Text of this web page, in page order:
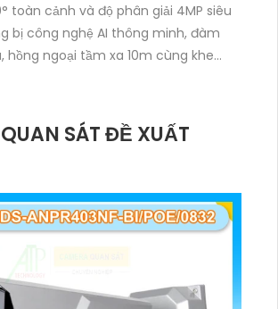
toàn cảnh và độ phân giải 4MP siêu
bị công nghệ AI thông minh, đàm
hồng ngoại tầm xa 10m cùng khe
mạnh mẽ giúp bạn chủ động ngăn
nguy bảo vệ an ninh hiệu quả.
SÁT ĐỀ XUẤT